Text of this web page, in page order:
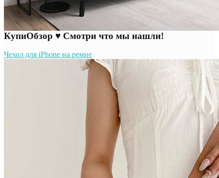
КупиОбзор ♥ Смотри что мы нашли!
Чехол для iPhone на ремне